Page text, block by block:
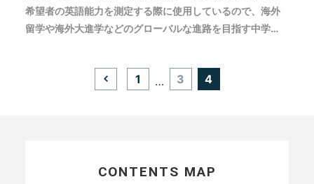
希望者の英語能力を測定する際に使用しているので、海外
留学や海外大進学などのグローバルな進路を目指す中学
す。海外大学受験に向けてTOEFL®テスト対策をする前
1 … 3 4
CONTENTS MAP